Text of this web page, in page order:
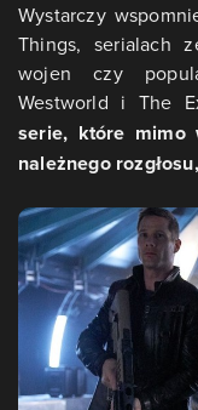
Wystarczy
Things, serialach
wojen czy
Westworld i The
serie, które mimo
należnego